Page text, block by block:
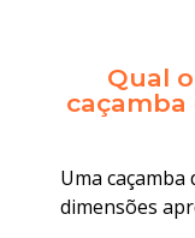
Qual
caçamba
Uma
dimensões